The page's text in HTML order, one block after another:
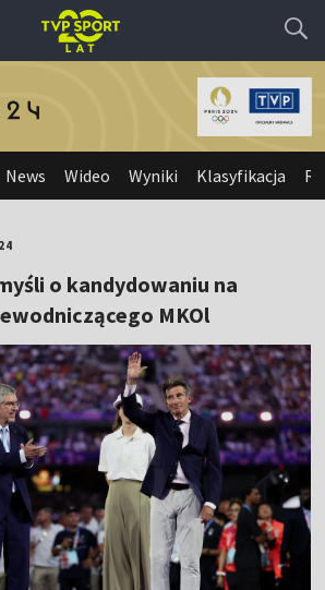
News Wideo Wyniki Klasyfikacja
o kandydowaniu na
MKOl